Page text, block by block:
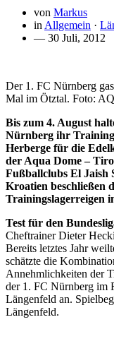
von Markus
in Allgemein ·
— 30 Juli, 2012
Der 1. FC Nürnberg
Mal im Ötztal. Foto:
Bis zum 4. August
Nürnberg ihr
Herberge für die
der Aqua Dome –
Fußballclubs El Jaish
Kroatien beschließen
Trainingslagerreigen
Test für den
Cheftrainer Dieter
Bereits letztes Jahr
schätzte die
Annehmlichkeiten der
der 1. FC Nürnberg im
Längenfeld an.
Längenfeld.